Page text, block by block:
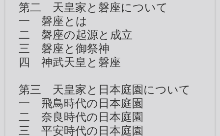
第二 天皇家と磐座について
一 磐座とは
二 磐座の起源と成立
三 磐座と御祭神
四 神武天皇と磐座
第三 天皇家と日本庭園について
一 飛鳥時代の日本庭園
二 奈良時代の日本庭園
三 平安時代の日本庭園